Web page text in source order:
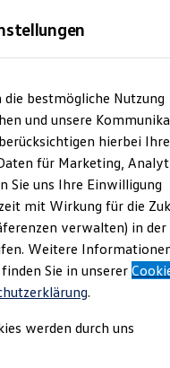
Gebrauchtwagen
Gebrauchtwagen
Autohaus
bestmögliche Nutzung
und unsere
hierbei Ihre
für Marketing,
Sie uns Ihre Einwilligung
mit Wirkung für die
verwalten) in der
Weitere
Sie in unserer
.
werden durch uns